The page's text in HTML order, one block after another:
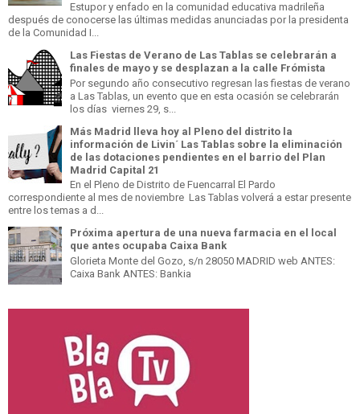
Estupor y enfado en la comunidad educativa madrileña
después de conocerse las últimas medidas anunciadas por la presidenta
de la Comunidad I...
Las Fiestas de Verano de Las Tablas se celebrarán a
finales de mayo y se desplazan a la calle Frómista
Por segundo año consecutivo regresan las fiestas de verano
a Las Tablas, un evento que en esta ocasión se celebrarán
los días viernes 29, s...
Más Madrid lleva hoy al Pleno del distrito la
información de Livin´ Las Tablas sobre la eliminación
de las dotaciones pendientes en el barrio del Plan
Madrid Capital 21
En el Pleno de Distrito de Fuencarral El Pardo
correspondiente al mes de noviembre Las Tablas volverá a estar presente
entre los temas a d...
Próxima apertura de una nueva farmacia en el local
que antes ocupaba Caixa Bank
Glorieta Monte del Gozo, s/n 28050 MADRID web ANTES:
Caixa Bank ANTES: Bankia